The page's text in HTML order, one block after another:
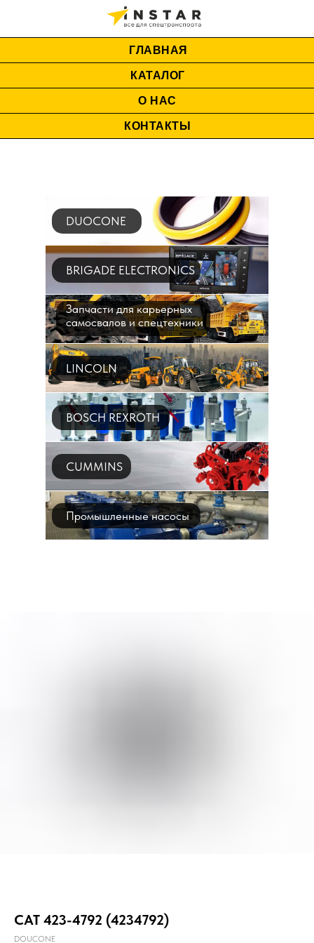
ГЛАВНАЯ
КАТАЛОГ
О НАС
КОНТАКТЫ
DUOCONE
BRIGADE ELECTRONICS
Запчасти для карьерных
самосвалов и спецтехники
LINCOLN
BOSCH REXROTH
CUMMINS
Промышленные насосы
CAT 423-4792 (4234792)
DOUCONE